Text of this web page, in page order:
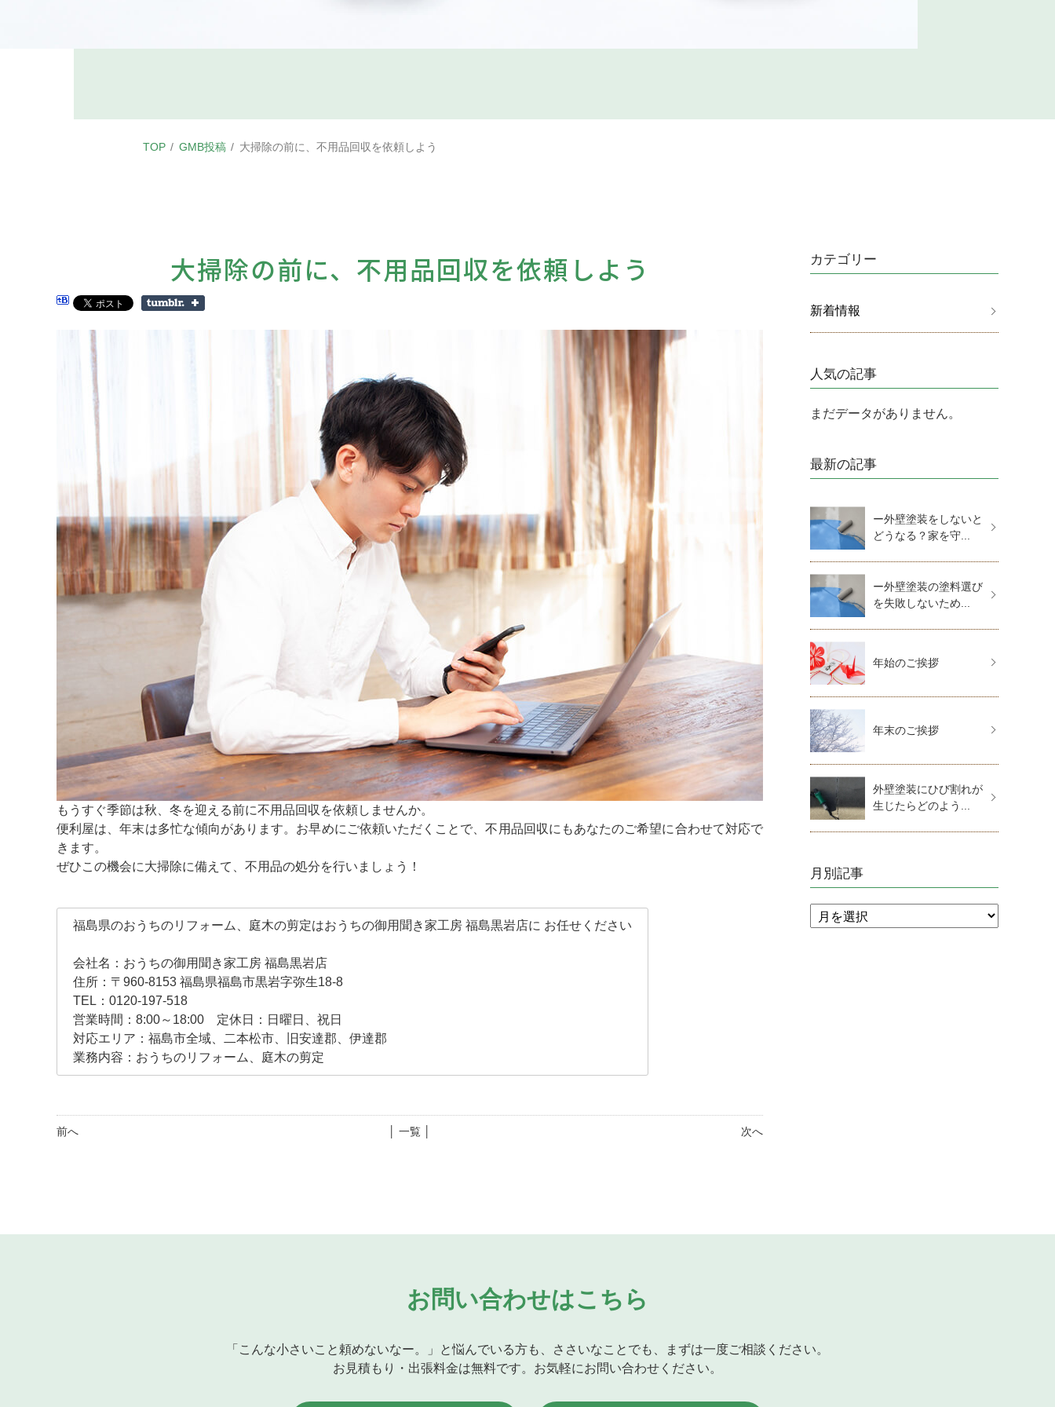
TOP GMB投稿 大掃除の前に、不用品回収を依頼しよう
大掃除の前に、不用品回収を依頼しよう
もうすぐ季節は秋、冬を迎える前に不用品回収を依頼しませんか。
便利屋は、年末は多忙な傾向があります。お早めにご依頼いただくことで、不用品回収にもあなたのご希望に合わせて対応で
きます。
ぜひこの機会に大掃除に備えて、不用品の処分を行いましょう！
福島県のおうちのリフォーム、庭木の剪定はおうちの御用聞き家工房 福島黒岩店に お任せください
会社名：おうちの御用聞き家工房 福島黒岩店
住所：〒960-8153 福島県福島市黒岩字弥生18-8
TEL：0120-197-518
営業時間：8:00～18:00 定休日：日曜日、祝日
対応エリア：福島市全域、二本松市、旧安達郡、伊達郡
業務内容：おうちのリフォーム、庭木の剪定
前へ 次へ
│ 一覧 │
カテゴリー
新着情報
人気の記事
まだデータがありません。
最新の記事
ー外壁塗装をしないと
どうなる？家を守...
ー外壁塗装の塗料選び
を失敗しないため...
年始のご挨拶
年末のご挨拶
外壁塗装にひび割れが
生じたらどのよう...
月別記事
お問い合わせはこちら
「こんな小さいこと頼めないなー。」と悩んでいる方も、ささいなことでも、まずは一度ご相談ください。
お見積もり・出張料金は無料です。お気軽にお問い合わせください。